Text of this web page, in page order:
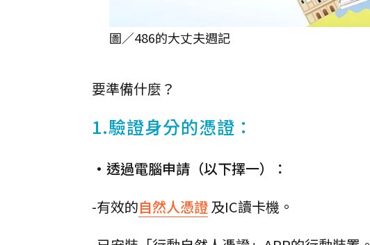
圖／486的大丈夫週記
要準備什麼？
1.驗證身分的憑證：
•透過電腦申請（以下擇一）：
-有效的自然人憑證及IC讀卡機。